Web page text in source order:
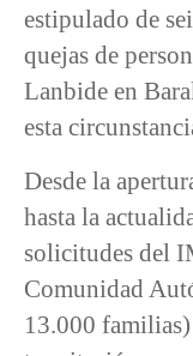
estipulado de
quejas de
Lanbide en
esta
Desde la
hasta la
solicitudes del
Comunidad
13.000